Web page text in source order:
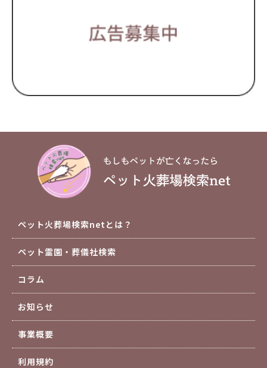
ペット火葬場検索netとは？
ペット霊園・葬儀社検索
コラム
お知らせ
事業概要
利用規約